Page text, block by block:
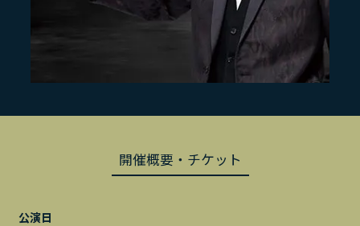
開催概要・チケット
公演日